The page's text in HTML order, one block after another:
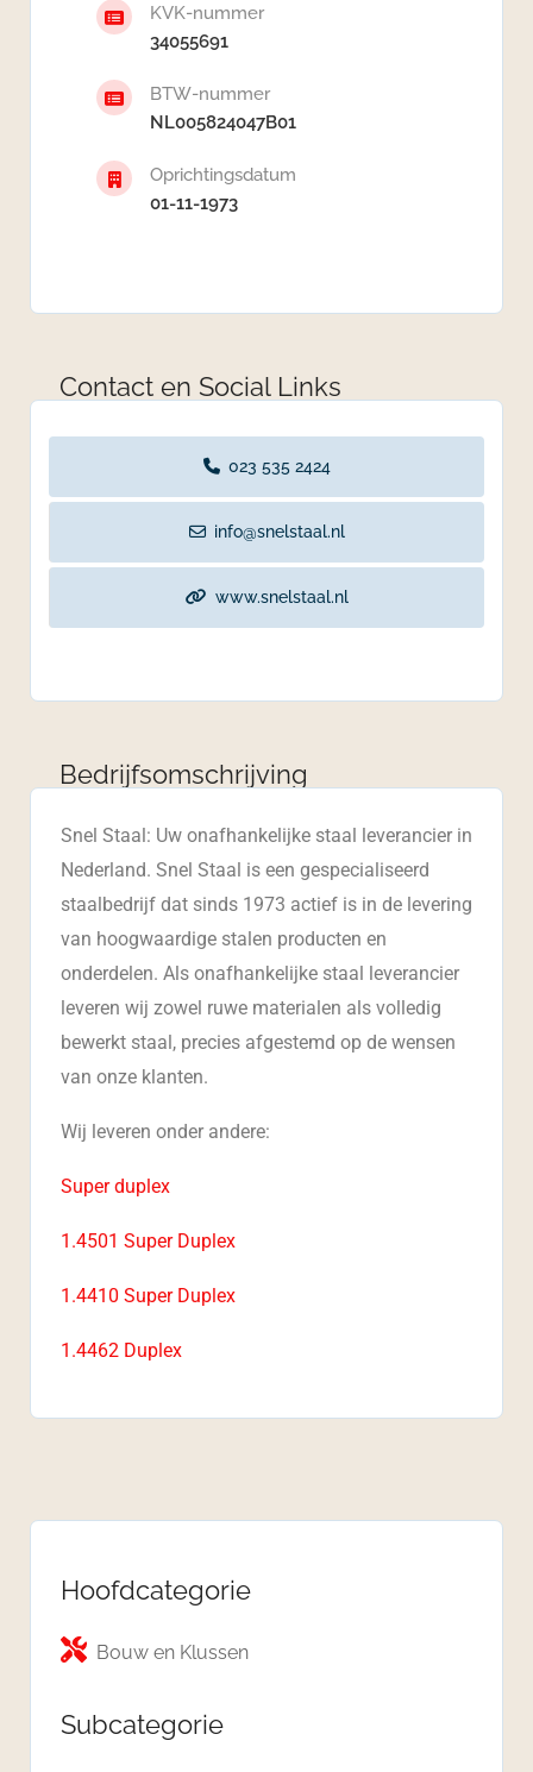
KVK-nummer
34055691
BTW-nummer
NL005824047B01
Oprichtingsdatum
01-11-1973
Contact en Social Links
023 535 2424
info@snelstaal.nl
www.snelstaal.nl
Bedrijfsomschrijving
Snel Staal: Uw onafhankelijke staal leverancier in
Nederland. Snel Staal is een gespecialiseerd
staalbedrijf dat sinds 1973 actief is in de levering
van hoogwaardige stalen producten en
onderdelen. Als onafhankelijke staal leverancier
leveren wij zowel ruwe materialen als volledig
bewerkt staal, precies afgestemd op de wensen
van onze klanten.
Wij leveren onder andere:
Super duplex
1.4501 Super Duplex
1.4410 Super Duplex
1.4462 Duplex
Hoofdcategorie
Bouw en Klussen
Subcategorie